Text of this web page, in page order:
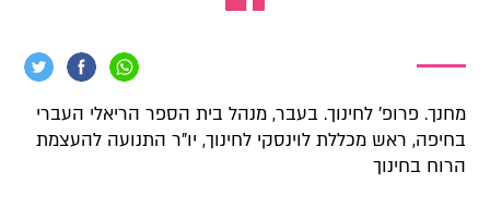
מחנך. פרופ' לחינוך. בעבר, מנהל בית הספר הריאלי העברי
בחיפה, ראש מכללת לוינסקי לחינוך, יו"ר התנועה להעצמת
הרוח בחינוך